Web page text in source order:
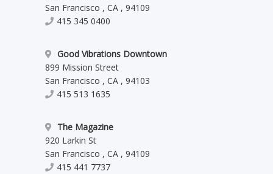
San Francisco , CA , 94109
415 345 0400
Good Vibrations Downtown
899 Mission Street
San Francisco , CA , 94103
415 513 1635
The Magazine
920 Larkin St
San Francisco , CA , 94109
415 441 7737